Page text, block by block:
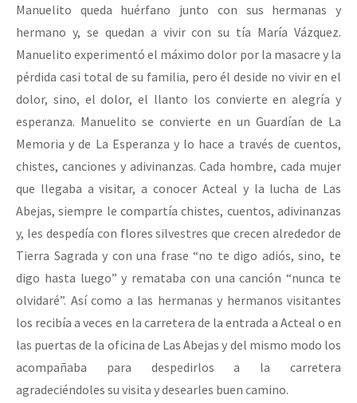
Manuelito queda huérfano junto con sus hermanas y
hermano y, se quedan a vivir con su tía María Vázquez.
Manuelito experimentó el máximo dolor por la masacre y la
pérdida casi total de su familia, pero él deside no vivir en el
dolor, sino, el dolor, el llanto los convierte en alegría y
esperanza. Manuelito se convierte en un Guardían de La
Memoria y de La Esperanza y lo hace a través de cuentos,
chistes, canciones y adivinanzas. Cada hombre, cada mujer
que llegaba a visitar, a conocer Acteal y la lucha de Las
Abejas, siempre le compartía chistes, cuentos, adivinanzas
y, les despedía con flores silvestres que crecen alrededor de
Tierra Sagrada y con una frase “no te digo adiós, sino, te
digo hasta luego” y remataba con una canción “nunca te
olvidaré”. Así como a las hermanas y hermanos visitantes
los recibía a veces en la carretera de la entrada a Acteal o en
las puertas de la oficina de Las Abejas y del mismo modo los
acompañaba para despedirlos a la carretera
agradeciéndoles su visita y desearles buen camino.